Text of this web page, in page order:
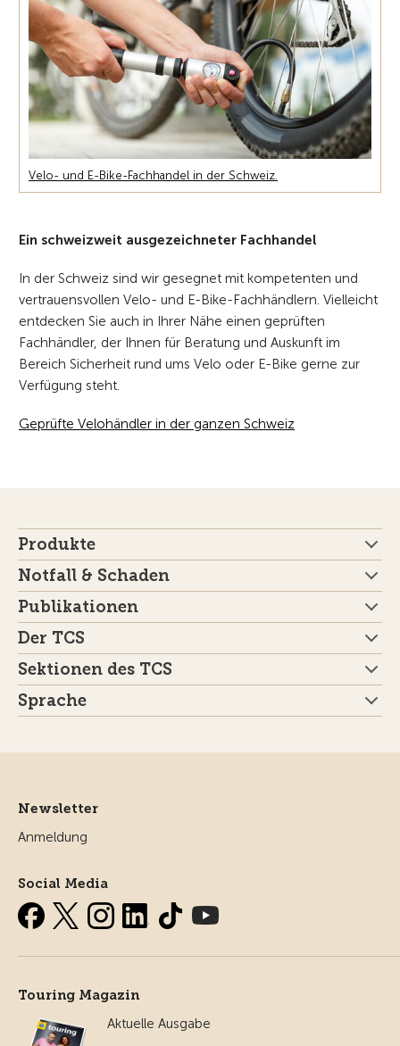
Velo- und E-Bike-Fachhandel in der Schweiz.
Ein schweizweit ausgezeichneter Fachhandel
In der Schweiz sind wir gesegnet mit kompetenten und
vertrauensvollen Velo- und E-Bike-Fachhändlern. Vielleicht
entdecken Sie auch in Ihrer Nähe einen geprüften
Fachhändler, der Ihnen für Beratung und Auskunft im
Bereich Sicherheit rund ums Velo oder E-Bike gerne zur
Verfügung steht.
Geprüfte Velohändler in der ganzen Schweiz
Produkte
Notfall & Schaden
Publikationen
Der TCS
Sektionen des TCS
Sprache
Newsletter
Anmeldung
Social Media
Touring Magazin
Aktuelle Ausgabe